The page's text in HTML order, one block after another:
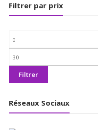
Filtrer par prix
Prix
min
Prix
max
Filtrer
Réseaux Sociaux